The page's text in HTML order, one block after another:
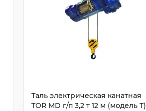
Таль электрическая канатная
TOR MD г/п 3,2 т 12 м (модель T)